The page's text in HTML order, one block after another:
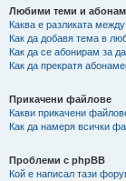
Любими теми и
Каква е разликата
Как да добавя тема в
Как да се абонирам за
Как да прекратя
Прикачени файлове
Какви прикачени
Как да намеря всички
Проблеми с phpBB
Кой е написал тази